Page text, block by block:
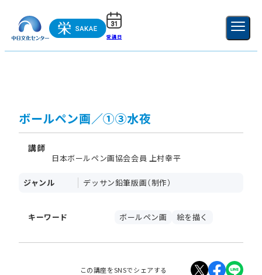
受講日 新規登録
ボールペン画／①③水夜
講師
日本ボールペン画協会会員 上村幸平
ジャンル デッサン鉛筆版画（制作）
キーワード ボールペン画 絵を描く
この講座をSNSでシェアする